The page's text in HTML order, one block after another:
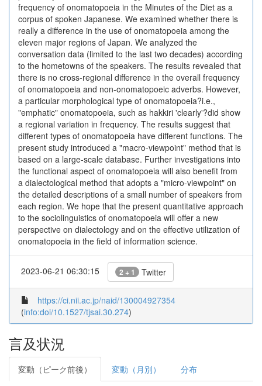
frequency of onomatopoeia in the Minutes of the Diet as a
corpus of spoken Japanese. We examined whether there is
really a difference in the use of onomatopoeia among the
eleven major regions of Japan. We analyzed the
conversation data (limited to the last two decades) according
to the hometowns of the speakers. The results revealed that
there is no cross-regional difference in the overall frequency
of onomatopoeia and non-onomatopoeic adverbs. However,
a particular morphological type of onomatopoeia?i.e.,
"emphatic" onomatopoeia, such as hakkiri 'clearly'?did show
a regional variation in frequency. The results suggest that
different types of onomatopoeia have different functions. The
present study introduced a "macro-viewpoint" method that is
based on a large-scale database. Further investigations into
the functional aspect of onomatopoeia will also benefit from
a dialectological method that adopts a "micro-viewpoint" on
the detailed descriptions of a small number of speakers from
each region. We hope that the present quantitative approach
to the sociolinguistics of onomatopoeia will offer a new
perspective on dialectology and on the effective utilization of
onomatopoeia in the field of information science.
2023-06-21 06:30:15 2 + 1 Twitter
https://ci.nii.ac.jp/naid/130004927354
(info:doi/10.1527/tjsai.30.274)
言及状況
変動（ピーク前後） 変動（月別） 分布